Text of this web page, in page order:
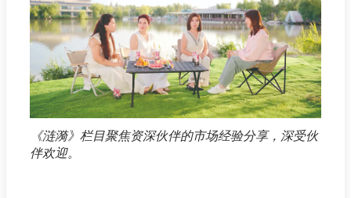
《涟漪》栏目聚焦资深伙伴的市场经验分享，深受伙
伴欢迎。